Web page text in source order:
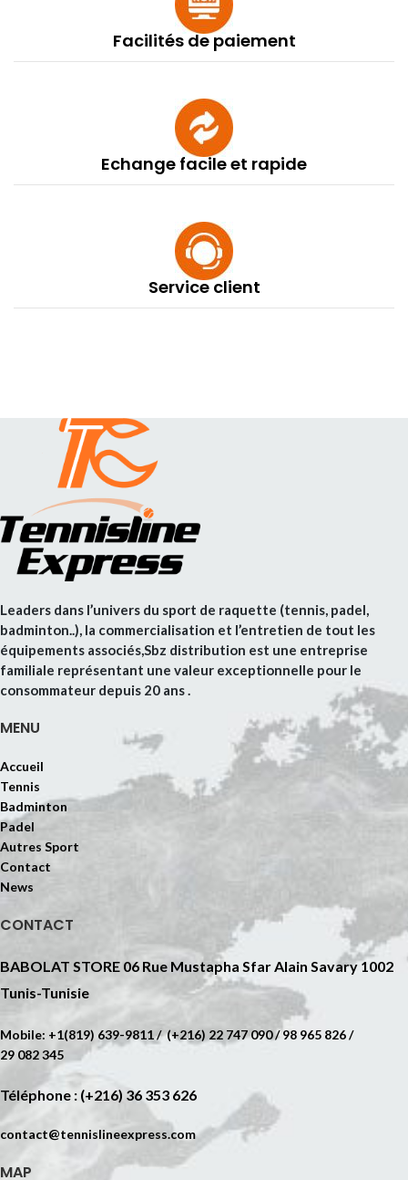
Facilités de paiement
Echange facile et rapide
Service client
Leaders dans l’univers du sport de raquette (tennis, padel,
badminton..), la commercialisation et l’entretien de tout les
équipements associés,Sbz distribution est une entreprise
familiale représentant une valeur exceptionnelle pour le
consommateur depuis 20 ans .
MENU
Accueil
Tennis
Badminton
Padel
Autres Sport
Contact
News
CONTACT
BABOLAT STORE 06 Rue Mustapha Sfar Alain Savary 1002
Tunis-Tunisie
Mobile: +1(819) 639-9811 / (+216) 22 747 090 / 98 965 826 /
29 082 345
Téléphone : (+216) 36 353 626
contact@tennislineexpress.com
MAP